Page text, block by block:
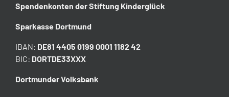
Spendenkonten derStiftung Kinderglück
Sparkasse Dortmund
IBAN: DE81 4405 0199 0001 1182 42
BIC: DORTDE33XXX
Dortmunder Volksbank